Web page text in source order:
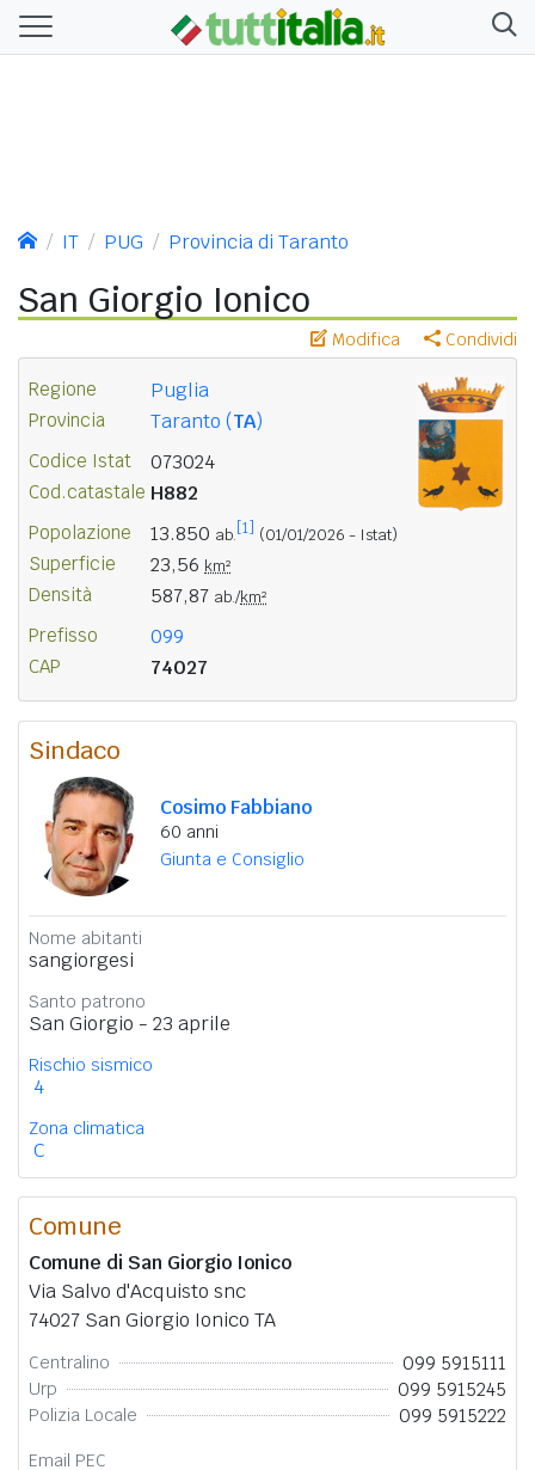
IT PUG Provincia di Taranto
San Giorgio Ionico
Modifica Condividi
Regione Puglia
Provincia Taranto (TA)
Codice Istat 073024
Cod.catastale H882
Popolazione 13.850 ab. [1] (01/01/2026 - Istat)
Superficie 23,56 km²
Densità 587,87 ab./km²
Prefisso 099
CAP 74027
Sindaco
Cosimo Fabbiano
60 anni
Giunta e Consiglio
Nome abitanti
sangiorgesi
Santo patrono
San Giorgio - 23 aprile
Rischio sismico
4
Zona climatica
C
Comune
Comune di San Giorgio Ionico
Via Salvo d'Acquisto snc
74027 San Giorgio Ionico TA
Centralino 099 5915111
Urp 099 5915245
Polizia Locale 099 5915222
Email PEC